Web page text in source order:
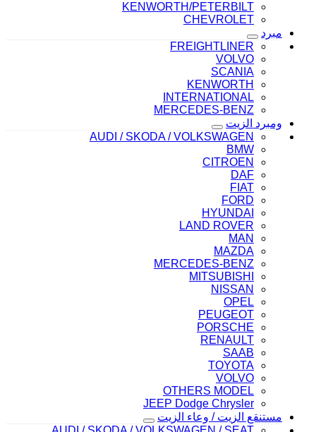
KENWORTH/PETERBILT
CHEVROLET
مبرد
FREIGHTLINER
VOLVO
SCANIA
KENWORTH
INTERNATIONAL
MERCEDES-BENZ
ومبرد الزيت
AUDI / SKODA / VOLKSWAGEN
BMW
CITROEN
DAF
FIAT
FORD
HYUNDAI
LAND ROVER
MAN
MAZDA
MERCEDES-BENZ
MITSUBISHI
NISSAN
OPEL
PEUGEOT
PORSCHE
RENAULT
SAAB
TOYOTA
VOLVO
OTHERS MODEL
JEEP Dodge Chrysler
مستنقع الزيت / وعاء الزيت